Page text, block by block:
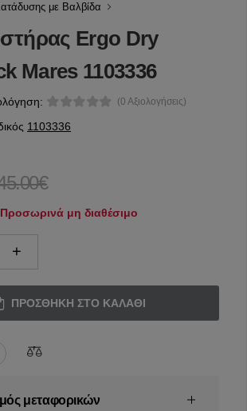
με Βαλβίδα
Ergo Dry
Mares 1103336
(0 Αξιολογήσεις)
1103336
Προσωρινά μη διαθέσιμο
ΠΡΟΣΘΉΚΗ ΣΤΟ ΚΑΛΆΘΙ
μεταφορικών